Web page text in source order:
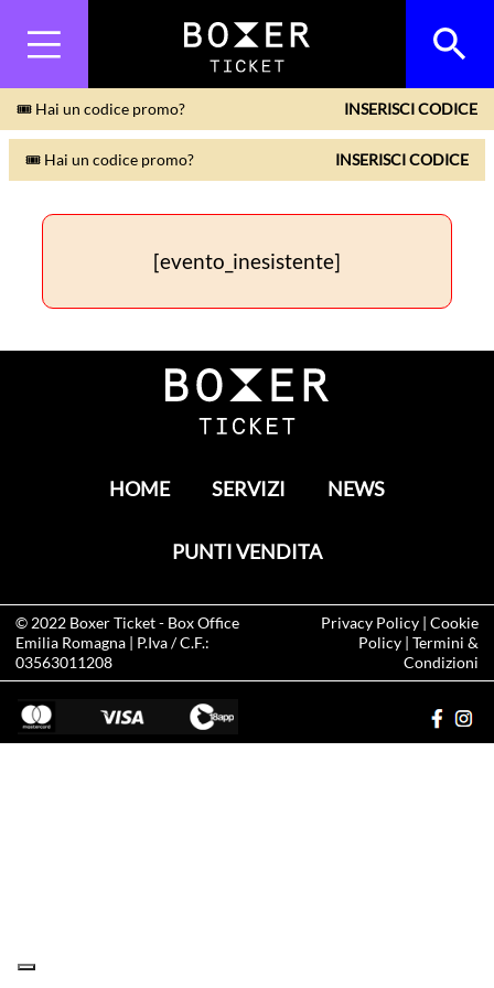
🎟 Hai un codice promo? INSERISCI CODICE
🎟 Hai un codice promo? INSERISCI CODICE
[evento_inesistente]
HOME SERVIZI NEWS
PUNTI VENDITA
© 2022 Boxer Ticket- Box Office
Emilia Romagna | P.Iva / C.F.:
03563011208
Privacy Policy| Cookie
Policy| Termini &
Condizioni